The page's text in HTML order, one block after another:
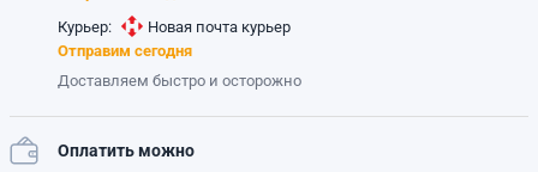
Курьер:
Новая почта курьер
Отправим сегодня
Доставляем быстро и осторожно
Оплатить можно